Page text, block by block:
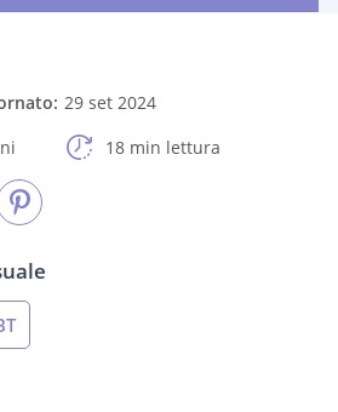
29 set 2024
18 min lettura